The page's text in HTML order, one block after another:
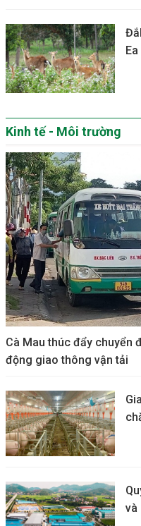
Kinh tế - Môi trường
Cà Mau thúc đẩy chuyển
động giao thông vận tải
và